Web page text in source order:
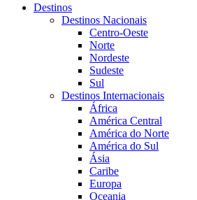
Destinos
Destinos Nacionais
Centro-Oeste
Norte
Nordeste
Sudeste
Sul
Destinos Internacionais
África
América Central
América do Norte
América do Sul
Ásia
Caribe
Europa
Oceania